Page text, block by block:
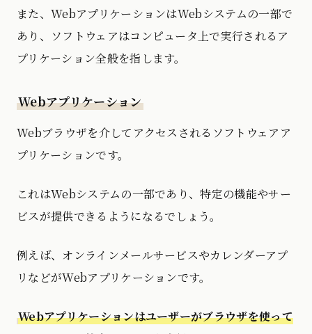
また、WebアプリケーションはWebシステムの一部で
あり、ソフトウェアはコンピュータ上で実行されるア
プリケーション全般を指します。
Webアプリケーション
Webブラウザを介してアクセスされるソフトウェアア
プリケーションです。
これはWebシステムの一部であり、特定の機能やサー
ビスが提供できるようになるでしょう。
例えば、オンラインメールサービスやカレンダーアプ
リなどがWebアプリケーションです。
Webアプリケーションはユーザーがブラウザを使って